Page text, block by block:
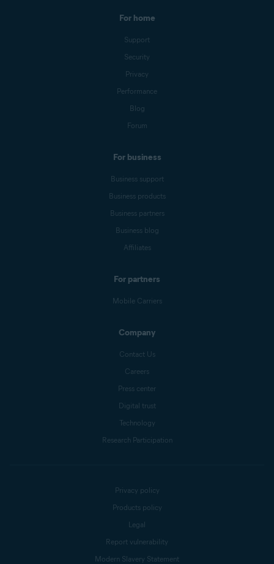
For home
Support
Security
Privacy
Performance
Blog
Forum
For business
Business support
Business products
Business partners
Business blog
Affiliates
For partners
Mobile Carriers
Company
Contact Us
Careers
Press center
Digital trust
Technology
Research Participation
Privacy policy
Products policy
Legal
Report vulnerability
Modern Slavery Statement